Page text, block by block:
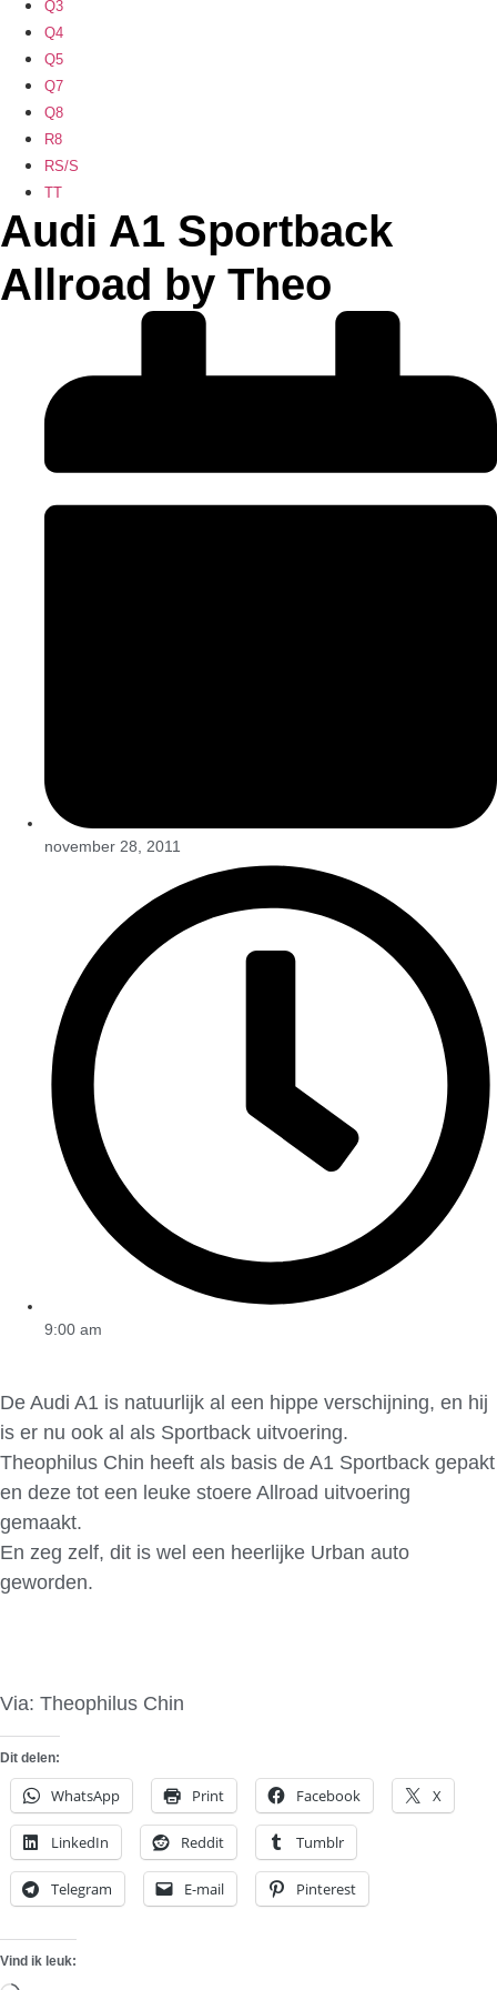
Q3
Q4
Q5
Q7
Q8
R8
RS/S
TT
Audi A1 Sportback
Allroad by Theo
november 28, 2011
9:00 am
De Audi A1 is natuurlijk al een hippe verschijning, en hij
is er nu ook al als Sportback uitvoering.
Theophilus Chin heeft als basis de A1 Sportback gepakt
en deze tot een leuke stoere Allroad uitvoering
gemaakt.
En zeg zelf, dit is wel een heerlijke Urban auto
geworden.
Via: Theophilus Chin
Dit delen:
WhatsApp Print Facebook X
LinkedIn Reddit Tumblr
Telegram E-mail Pinterest
Vind ik leuk: